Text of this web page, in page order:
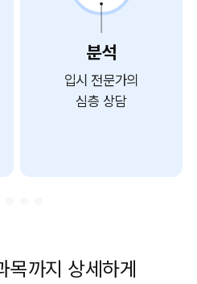
분석
입시 전문가의
심층 상담
목까지 상세하게